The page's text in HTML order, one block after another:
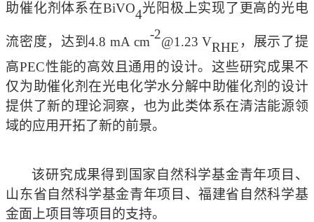
助催化剂体系在BiVO4光阳极上实现了更高的光电
流密度，达到4.8 mA cm
-2
@1.23 VRHE ，展示了提
高PEC性能的高效且通用的设计。这些研究成果不
仅为助催化剂在光电化学水分解中助催化剂的设计
提供了新的理论洞察，也为此类体系在清洁能源领
域的应用开拓了新的前景。
该研究成果得到国家自然科学基金青年项目、
山东省自然科学基金青年项目、福建省自然科学基
金面上项目等项目的支持。